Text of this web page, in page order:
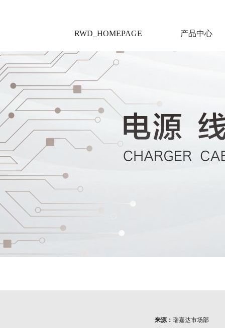
RWD_HOMEPAGE 产品中心
来源： 瑞嘉达市场部